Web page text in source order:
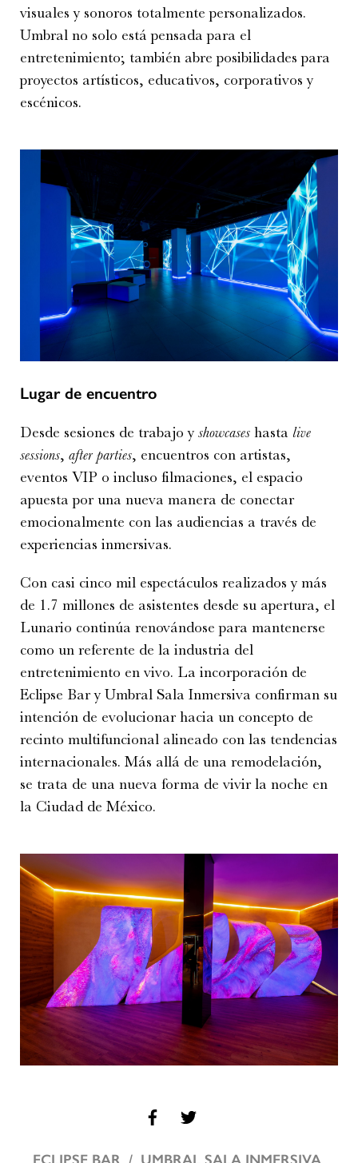
visuales y sonoros totalmente personalizados.
Umbral no solo está pensada para el
entretenimiento; también abre posibilidades para
proyectos artísticos, educativos, corporativos y
escénicos.
Lugar de encuentro
Desde sesiones de trabajo y showcases hasta live
sessions, after parties, encuentros con artistas,
eventos VIP o incluso filmaciones, el espacio
apuesta por una nueva manera de conectar
emocionalmente con las audiencias a través de
experiencias inmersivas.
Con casi cinco mil espectáculos realizados y más
de 1.7 millones de asistentes desde su apertura, el
Lunario continúa renovándose para mantenerse
como un referente de la industria del
entretenimiento en vivo. La incorporación de
Eclipse Bar y Umbral Sala Inmersiva confirman su
intención de evolucionar hacia un concepto de
recinto multifuncional alineado con las tendencias
internacionales. Más allá de una remodelación,
se trata de una nueva forma de vivir la noche en
la Ciudad de México.